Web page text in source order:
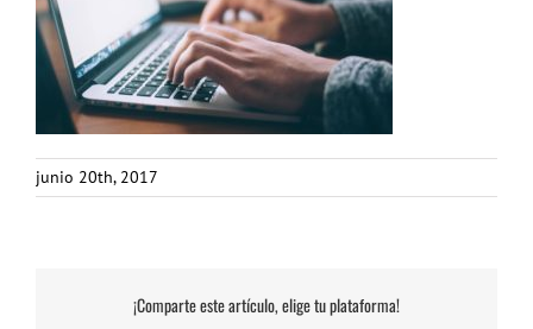
junio 20th, 2017
¡Comparte este artículo, elige tu plataforma!